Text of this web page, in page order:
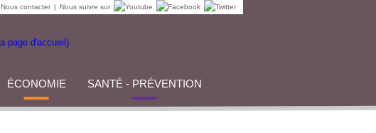
Nous contacter | Nous suivre sur
ÉCONOMIE SANTÉ - PRÉVENTION